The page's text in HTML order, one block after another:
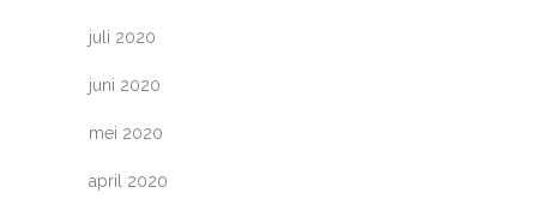
juli 2020
juni 2020
mei 2020
april 2020